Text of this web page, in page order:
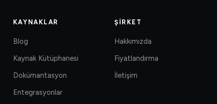
KAYNAKLAR
Blog
Kaynak Kütüphanesi
Dokümantasyon
Entegrasyonlar
ŞIRKET
Hakkımızda
Fiyatlandırma
İletişim